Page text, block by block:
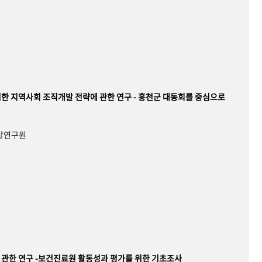
지역사회 조직개발 전략에 관한 연구 - 홍천군 대동회를 중심으로
연구원
한 연구 -보건진료원 활동성과 평가를 위한 기초조사